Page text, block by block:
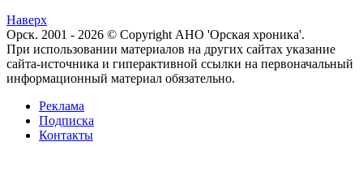
Наверх
Орск. 2001 - 2026 © Copyright АНО 'Орская хроника'.
При использовании материалов на других сайтах указание
сайта-источника и гиперактивной ссылки на первоначальный
информационный материал обязательно.
Реклама
Подписка
Контакты